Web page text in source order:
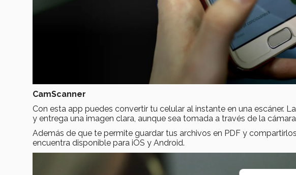
CamScanner
Con esta app puedes convertir tu celular al instante en una escáner.
y entrega una imagen clara, aunque sea tomada a través de la
Además de que te permite guardar tus archivos en PDF y
encuentra disponible para iOS y Android.